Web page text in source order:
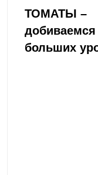
ТОМАТЫ –
добиваемся
больших